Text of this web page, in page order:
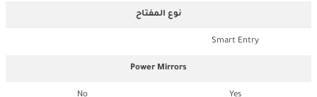
نوع المفتاح
Smart Entry
Power Mirrors